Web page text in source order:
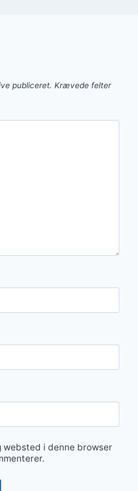
publiceret. Krævede felter
websted i denne browser